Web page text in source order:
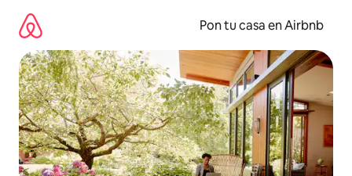
contenido
Pon tu casa en Airbnb